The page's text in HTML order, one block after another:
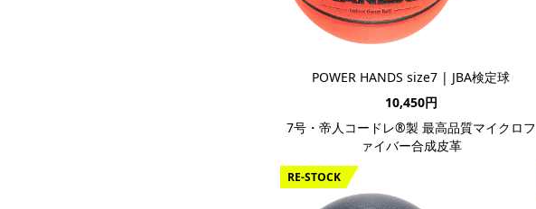
POWER HANDS size7 | JBA検定球
10,450円
7号・帝人コードレ®製 最高品質マイクロフ
ァイバー合成皮革
RE-STOCK